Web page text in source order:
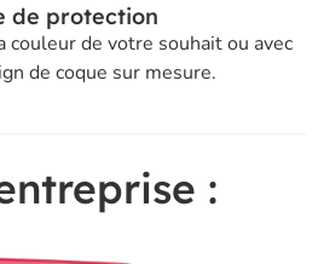
de protection
couleur de votre souhait ou avec
de coque sur mesure.
: